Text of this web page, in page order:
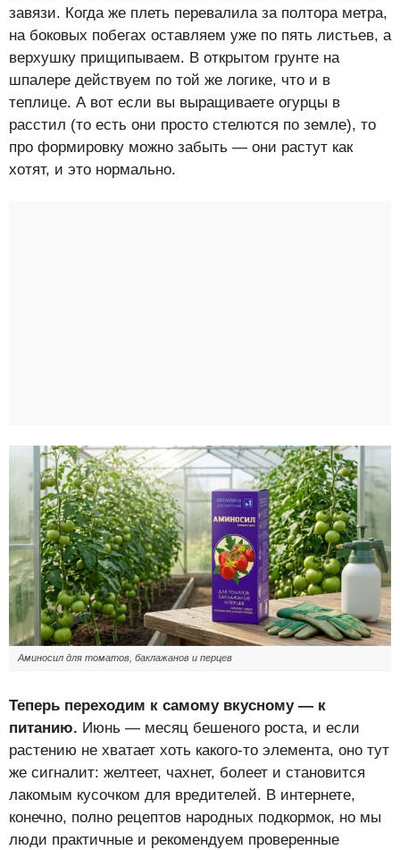
завязи. Когда же плеть перевалила за полтора метра,
на боковых побегах оставляем уже по пять листьев, а
верхушку прищипываем. В открытом грунте на
шпалере действуем по той же логике, что и в
теплице. А вот если вы выращиваете огурцы в
расстил (то есть они просто стелются по земле), то
про формировку можно забыть — они растут как
хотят, и это нормально.
Аминосил для томатов, баклажанов и перцев
Теперь переходим к самому вкусному — к
питанию. Июнь — месяц бешеного роста, и если
растению не хватает хоть какого-то элемента, оно тут
же сигналит: желтеет, чахнет, болеет и становится
лакомым кусочком для вредителей. В интернете,
конечно, полно рецептов народных подкормок, но мы
люди практичные и рекомендуем проверенные